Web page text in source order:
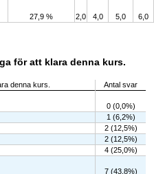
27,9 % 2,0 4,0 5,0 6,0
för att klara denna kurs.
denna kurs.
Antal svar
0 (0,0%)
1 (6,2%)
2 (12,5%)
2 (12,5%)
4 (25,0%)
7 (43,8%)